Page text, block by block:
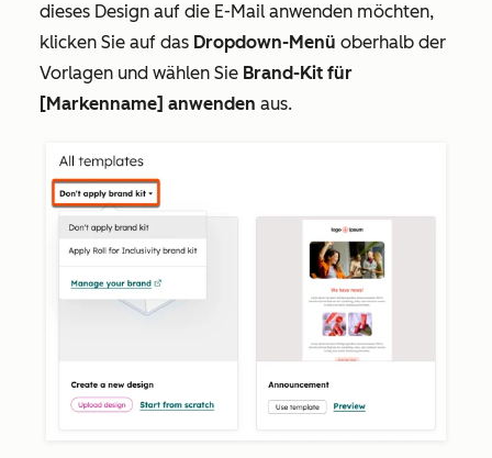
dieses Design auf die E-Mail anwenden möchten,
klicken Sie auf das Dropdown-Menü oberhalb der
Vorlagen und wählen Sie Brand-Kit für
[Markenname] anwenden aus.